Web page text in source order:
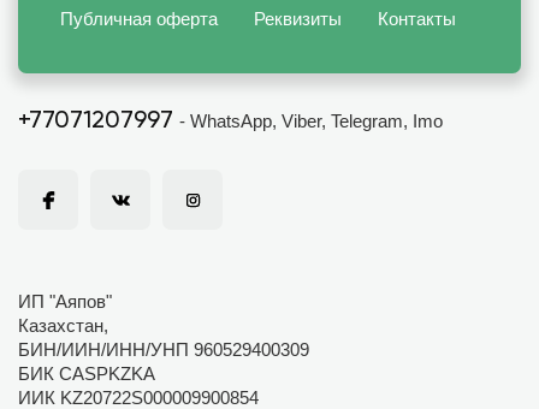
Публичная оферта Реквизиты Контакты
+77071207997 - WhatsApp, Viber, Telegram, Imo
ИП "Аяпов"
Казахстан,
БИН/ИИН/ИНН/УНП 960529400309
БИК CASPKZKA
ИИК KZ20722S000009900854